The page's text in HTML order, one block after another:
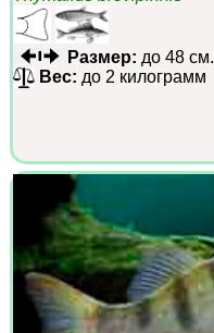
Размер: до 48 см.
Вес: до 2 килограмм